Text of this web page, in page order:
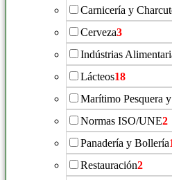
Carnicería y
Cerveza3
Indústrias
Lácteos18
Marítimo Pesquera
Normas ISO/UNE2
Panadería y Bollería
Restauración2